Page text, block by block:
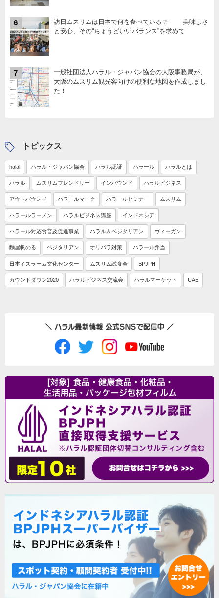
6
訪日ムスリムは日本で何を食べている？ ――美味しさ
と安心、その“ちょうどいいバランス”を求めて
7
一般社団法人ハラル・ジャパン協会の大阪事務局が、
大阪のムスリム観光客向けの便利な地図を作成しまし
た！
トピックス
halal ハラル・ジャパン協会 ハラル認証 ハラール ハラルとは
ハラル ムスリムフレンドリー インバウンド ハラルビジネス
アウトバウンド ハラールマーク ハラールセミナー ムスリム
ハラールラーメン ハラルビジネス講座 インドネシア
ハラール対応食普及促進事業 ハラル＆ベジタリアン ヴィーガン
麵屋帆のる ベジタリアン オリパラ対策 ハラール弁当
日本イスラーム文化センター ムスリム試食会 BPJPH
カウントダウン2020 ハラルビジネス交流会 ハラルマーケット UAE